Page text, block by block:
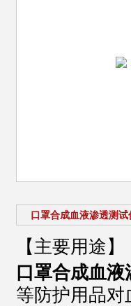
口罩合成血液渗透测试
【主要用途】
口罩合成血
等防护用品